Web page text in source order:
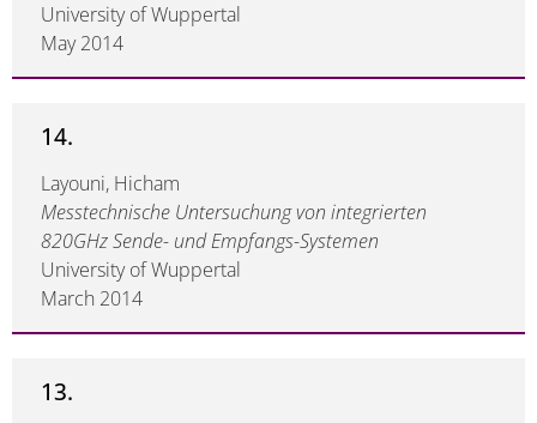
University of Wuppertal
May 2014
14.
Layouni, Hicham
Messtechnische Untersuchung von integrierten
820GHz Sende- und Empfangs-Systemen
University of Wuppertal
March 2014
13.